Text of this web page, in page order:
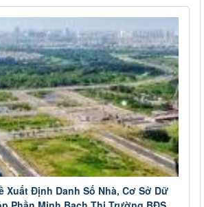
Xuất Định Danh Số Nhà, Cơ Sở Dữ